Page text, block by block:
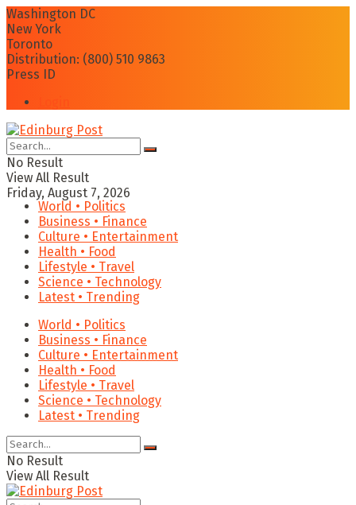
Washington DC
New York
Toronto
Distribution: (800) 510 9863
Press ID
No Result
View All Result
Friday, August 7, 2026
World • Politics
Business • Finance
Culture • Entertainment
Health • Food
Lifestyle • Travel
Science • Technology
Latest • Trending
World • Politics
Business • Finance
Culture • Entertainment
Health • Food
Lifestyle • Travel
Science • Technology
Latest • Trending
No Result
View All Result